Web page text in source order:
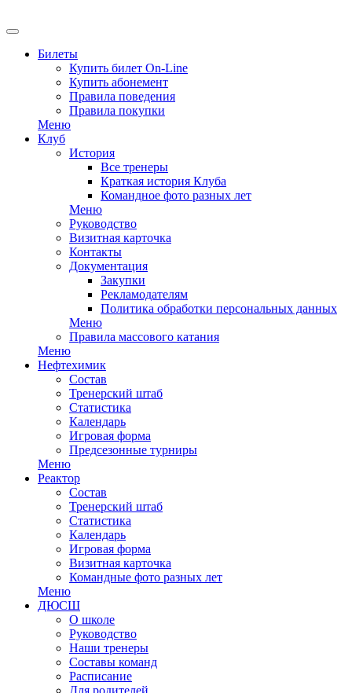
Билеты
Купить билет On-Line
Купить абонемент
Правила поведения
Правила покупки
Меню
Клуб
История
Все тренеры
Краткая история Клуба
Командное фото разных лет
Меню
Руководство
Визитная карточка
Контакты
Документация
Закупки
Рекламодателям
Политика обработки персональных данных
Меню
Правила массового катания
Меню
Нефтехимик
Состав
Тренерский штаб
Статистика
Календарь
Игровая форма
Предсезонные турниры
Меню
Реактор
Состав
Тренерский штаб
Статистика
Календарь
Игровая форма
Визитная карточка
Командные фото разных лет
Меню
ДЮСШ
О школе
Руководство
Наши тренеры
Составы команд
Расписание
Для родителей